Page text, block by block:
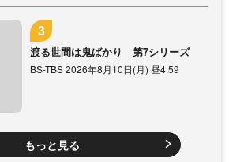
渡る世間は鬼ばかり 第7シリーズ
BS-TBS 2026年8月10日(月) 昼4:59
もっと見る